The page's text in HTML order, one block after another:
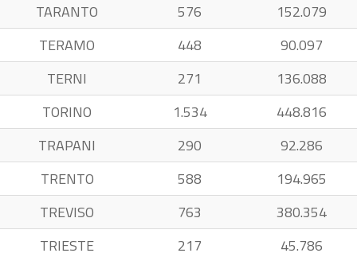
TARANTO
576
152.079
TERAMO
448
90.097
TERNI
271
136.088
TORINO
1.534
448.816
TRAPANI
290
92.286
TRENTO
588
194.965
TREVISO
763
380.354
TRIESTE
217
45.786